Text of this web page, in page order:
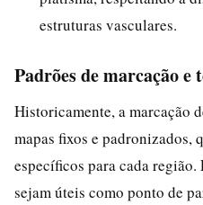
estruturas vasculares.
Padrões de marcação e
Historicamente, a marcação
mapas fixos e padronizados,
específicos para cada região.
sejam úteis como ponto de